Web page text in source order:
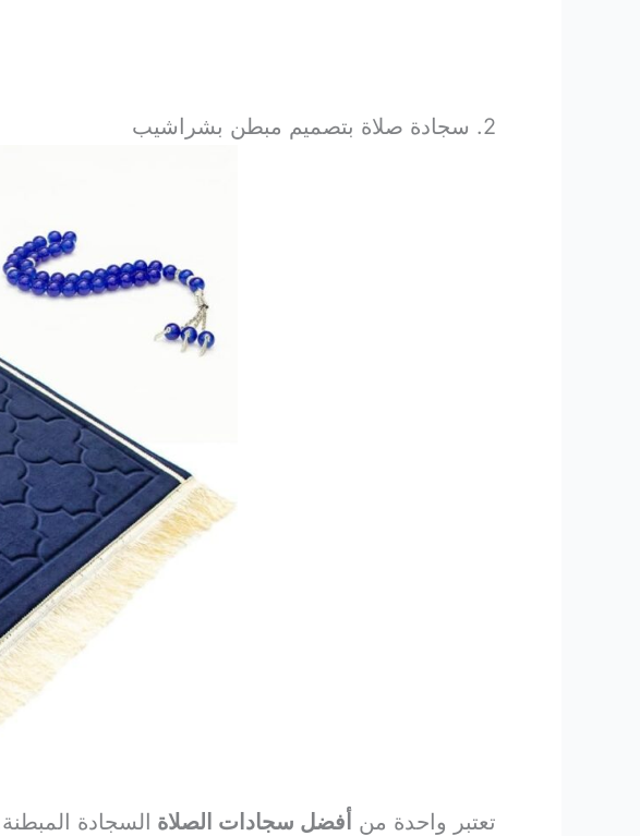
2. سجادة صلاة بتصميم مبطن بشراشيب
تعتبر واحدة من أفضل سجادات الصلاة السجادة